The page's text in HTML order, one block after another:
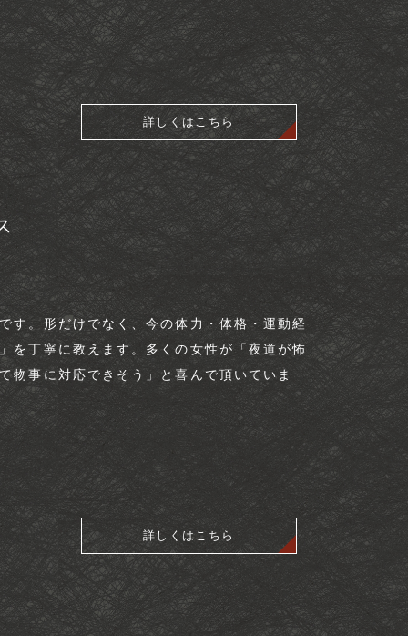
詳しくはこちら
す。形だけでなく、今の体力・体格・運動経
を丁寧に教えます。​多くの女性が「夜道が怖
物事に対応できそう」と喜んで頂いていま
詳しくはこちら